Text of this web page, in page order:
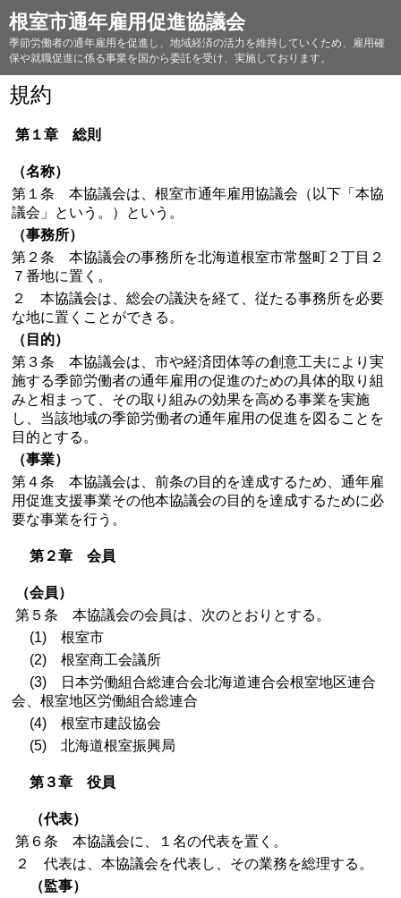
根室市通年雇用促進協議会
季節労働者の通年雇用を促進し、地域経済の活力を維持していくため、雇用確
保や就職促進に係る事業を国から委託を受け、実施しております。
規約
第１章 総則
（名称）
第１条 本協議会は、根室市通年雇用協議会（以下「本協
議会」という。）という。
（事務所）
第２条 本協議会の事務所を北海道根室市常盤町２丁目２
７番地に置く。
２ 本協議会は、総会の議決を経て、従たる事務所を必要
な地に置くことができる。
（目的）
第３条 本協議会は、市や経済団体等の創意工夫により実
施する季節労働者の通年雇用の促進のための具体的取り組
みと相まって、その取り組みの効果を高める事業を実施
し、当該地域の季節労働者の通年雇用の促進を図ることを
目的とする。
（事業）
第４条 本協議会は、前条の目的を達成するため、通年雇
用促進支援事業その他本協議会の目的を達成するために必
要な事業を行う。
第２章 会員
（会員）
第５条 本協議会の会員は、次のとおりとする。
(1) 根室市
(2) 根室商工会議所
(3) 日本労働組合総連合会北海道連合会根室地区連合
会、根室地区労働組合総連合
(4) 根室市建設協会
(5) 北海道根室振興局
第３章 役員
（代表）
第６条 本協議会に、１名の代表を置く。
２ 代表は、本協議会を代表し、その業務を総理する。
（監事）